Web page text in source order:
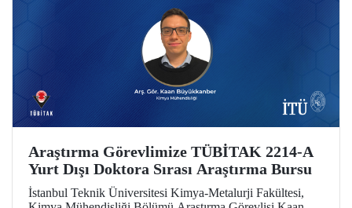
Araştırma Görevlimize TÜBİTAK 2214-A
Yurt Dışı Doktora Sırası Araştırma Bursu
İstanbul Teknik Üniversitesi Kimya-Metalurji Fakültesi,